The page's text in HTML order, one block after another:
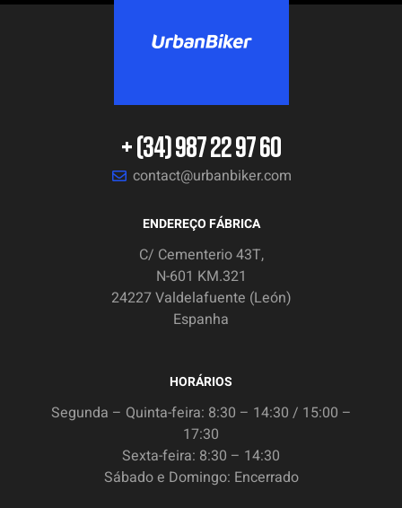
+ (34) 987 22 97 60
contact@urbanbiker.com
ENDEREÇO FÁBRICA
C/ Cementerio 43T,
N-601 KM.321
24227 Valdelafuente (León)
Espanha
HORÁRIOS
Segunda – Quinta-feira: 8:30 – 14:30 / 15:00 –
17:30
Sexta-feira: 8:30 – 14:30
Sábado e Domingo: Encerrado